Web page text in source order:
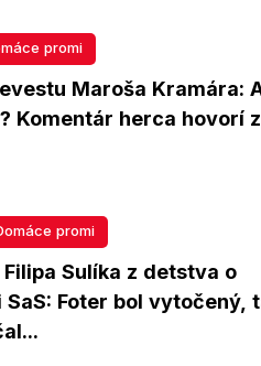
promi
Maroša Kramára:
Komentár herca hovorí
promi
Sulíka z detstva o
Foter bol vytočený,